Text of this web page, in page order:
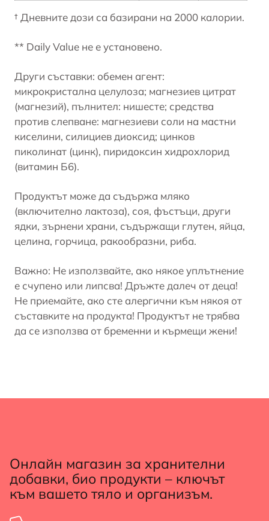
† Дневните дози са базирани на 2000 калории.
** Daily Value не е установено.
Други съставки: обемен агент:
микрокристална целулоза; магнезиев цитрат
(магнезий), пълнител: нишесте; средства
против слепване: магнезиеви соли на мастни
киселини, силициев диоксид; цинков
пиколинат (цинк), пиридоксин хидрохлорид
(витамин Б6).
Продуктът може да съдържа мляко
(включително лактоза), соя, фъстъци, други
ядки, зърнени храни, съдържащи глутен, яйца,
целина, горчица, ракообразни, риба.
Важно: Не използвайте, ако някое уплътнение
е счупено или липсва! Дръжте далеч от деца!
Не приемайте, ако сте алергични към някоя от
съставките на продукта! Продуктът не трябва
да се използва от бременни и кърмещи жени!
Онлайн магазин за хранителни
добавки, био продукти – ключът
към вашето тяло и организъм.